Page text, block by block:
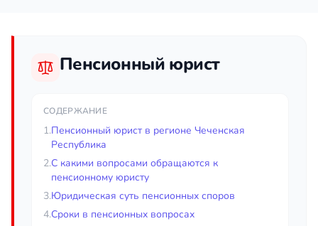
Пенсионный юрист
СОДЕРЖАНИЕ
1.Пенсионный юрист в регионе Чеченская
Республика
2.С какими вопросами обращаются к
пенсионному юристу
3.Юридическая суть пенсионных споров
4.Сроки в пенсионных вопросах